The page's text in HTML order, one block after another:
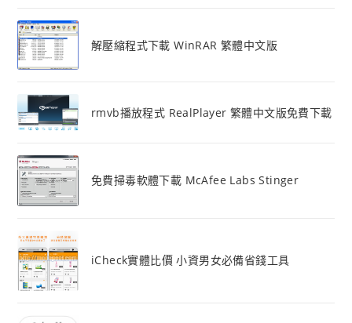
解壓縮程式下載 WinRAR 繁體中文版
rmvb播放程式 RealPlayer 繁體中文版免費下載
免費掃毒軟體下載 McAfee Labs Stinger
iCheck實體比價 小資男女必備省錢工具